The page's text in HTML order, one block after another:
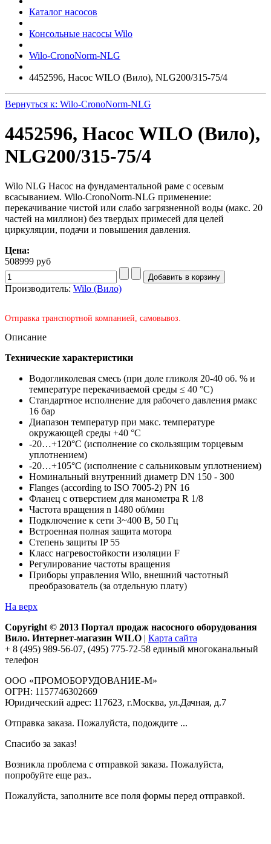
Каталог насосов
Консольные насосы Wilo
Wilo-CronoNorm-NLG
4452596, Насос WILO (Вило), NLG200/315-75/4
Вернуться к: Wilo-CronoNorm-NLG
4452596, Насос WILO (Вило),
NLG200/315-75/4
Wilo NLG Насос на фундаментальной раме с осевым
всасыванием. Wilo-CronoNorm-NLG применение:
перекачивание чистой или слабо загрязненной воды (макс. 20
частей на миллион) без твердых примесей для целей
циркуляции, подачи и повышения давления.
Цена:
508999 руб
Производитель: Wilo (Вило)
Отправка транспортной компанией, самовывоз.
Описание
Технические характеристики
Водогликолевая смесь (при доле гликоля 20-40 об. % и
температуре перекачиваемой среды ≤ 40 °C)
Стандартное исполнение для рабочего давления pмакс
16 бар
Диапазон температур при макс. температуре
окружающей среды +40 °C
-20…+120°C (исполнение со скользящим торцевым
уплотнением)
-20…+105°C (исполнение с сальниковым уплотнением)
Номинальный внутренний диаметр DN 150 - 300
Flanges (according to ISO 7005-2) PN 16
Фланец с отверстием для манометра R 1/8
Частота вращения n 1480 об/мин
Подключение к сети 3~400 В, 50 Гц
Встроенная полная защита мотора
Степень защиты IP 55
Класс нагревостойкости изоляции F
Регулирование частоты вращения
Приборы управления Wilo, внешний частотный
преобразователь (за отдельную плату)
На верх
Copyright © 2013 Портал продаж насосного оборудования
Вило. Интернет-магазин WILO | Карта сайта
+ 8 (495) 989-56-07, (495) 775-72-58 единый многоканальный
телефон
ООО «ПРОМОБОРУДОВАНИЕ-М»
ОГРН: 1157746302669
Юридический адрес: 117623, г.Москва, ул.Дачная, д.7
Отправка заказа. Пожалуйста, подождите ...
Спасибо за заказ!
Возникла проблема с отправкой заказа. Пожалуйста,
попробуйте еще раз..
Пожалуйста, заполните все поля формы перед отправкой.